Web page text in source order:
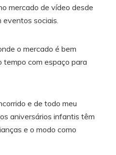
mercado de vídeo desde
sociais.
o mercado é bem
tempo com espaço para
e de todo meu
aniversários infantis têm
e o modo como